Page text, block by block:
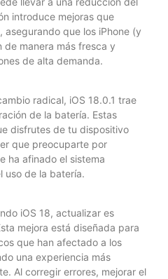
introduce mejoras que
asegurando que los iPhone (y
de manera más fresca y
de alta demanda.
radical, iOS 18.0.1 trae
de la batería. Estas
disfrutes de tu dispositivo
que preocuparte por
ha afinado el sistema
uso de la batería.
iOS 18, actualizar es
mejora está diseñada para
que han afectado a los
una experiencia más
Al corregir errores, mejorar el